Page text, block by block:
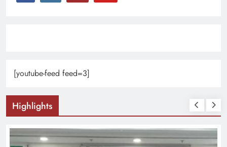
[youtube-feed feed=3]
Highlights